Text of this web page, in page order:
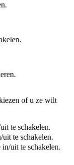
of u ze wilt
te schakelen.
te schakelen.
uit te schakelen.